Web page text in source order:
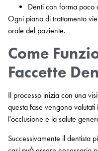
Denti con forma poco
Ogni piano di trattamento
orale del paziente.
Come
Faccette
Il processo inizia con una
questa fase vengono
l’occlusione e la salute
Successivamente il dentista